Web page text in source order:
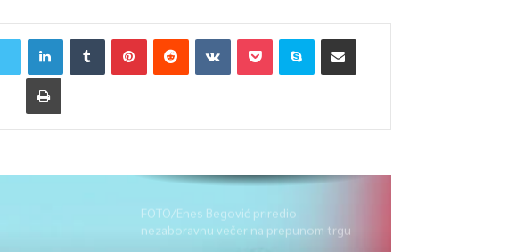
FOTO/Enes Begović priredio
nezaboravnu večer na prepunom trgu